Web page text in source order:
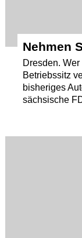
Nehmen
Dresden.
Betriebssitz
bisheriges
sächsische